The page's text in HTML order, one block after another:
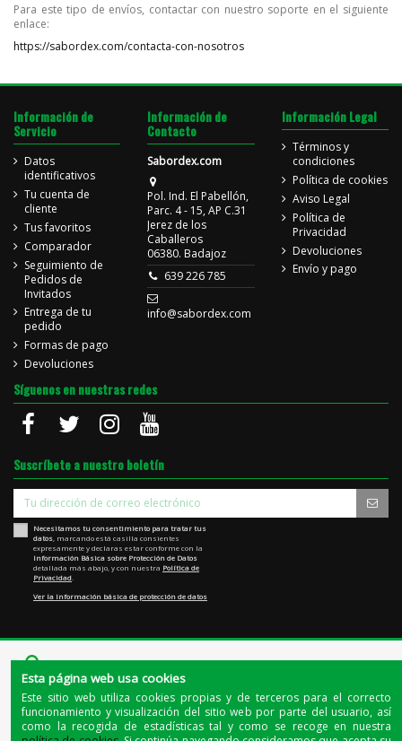
Para este tipo de envíos, contactar con nuestro soporte en el siguiente
enlace:
https://sabordex.com/contacta-con-nosotros
Información de
Servicio
Datos
identificativos
Tu cuenta de
cliente
Tus favoritos
Comparador
Seguimiento de
Pedidos de
Invitados
Entrega de tu
pedido
Formas de pago
Devoluciones
Información de
Contacto
Sabordex.com
Pol. Ind. El Pabellón,
Parc. 4 - 15, AP C.31
Jerez de los
Caballeros
06380. Badajoz
639 226 785
info@sabordex.com
Información Legal
Términos y
condiciones
Política de cookies
Aviso Legal
Política de
Privacidad
Devoluciones
Envío y pago
Síguenos en nuestras redes
Suscríbete a nuestro boletín
Necesitamos tu consentimiento para tratar tus
datos , marcando está casilla consientes
expresamente y declaras estar conforme con la
Información Básica sobre Protección de Datos
detallada más abajo, y con nuestra Política de
Privacidad
Ver la Información básica de protección de datos
Quienes somos | La tienda de Jerez|El blog del cerdo ibérico
Esta página web usa cookies
Este sitio web utiliza cookies propias y de terceros para el correcto
funcionamiento y visualización del sitio web por parte del usuario, así
como la recogida de estadísticas tal y como se recoge en nuestra